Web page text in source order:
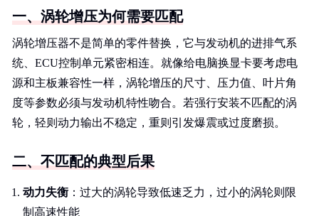
一、涡轮增压为何需要匹配
涡轮增压器不是简单的零件替换，它与发动机的进排气系
统、ECU控制单元紧密相连。就像给电脑换显卡要考虑电
源和主板兼容性一样，涡轮增压的尺寸、压力值、叶片角
度等参数必须与发动机特性吻合。若强行安装不匹配的涡
轮，轻则动力输出不稳定，重则引发爆震或过度磨损。
二、不匹配的典型后果
动力失衡 ：过大的涡轮导致低速乏力，过小的涡轮则限
制高速性能